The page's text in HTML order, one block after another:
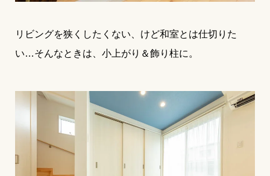
リビングを狭くしたくない、けど和室とは仕切りた
い…そんなときは、小上がり＆飾り柱に。